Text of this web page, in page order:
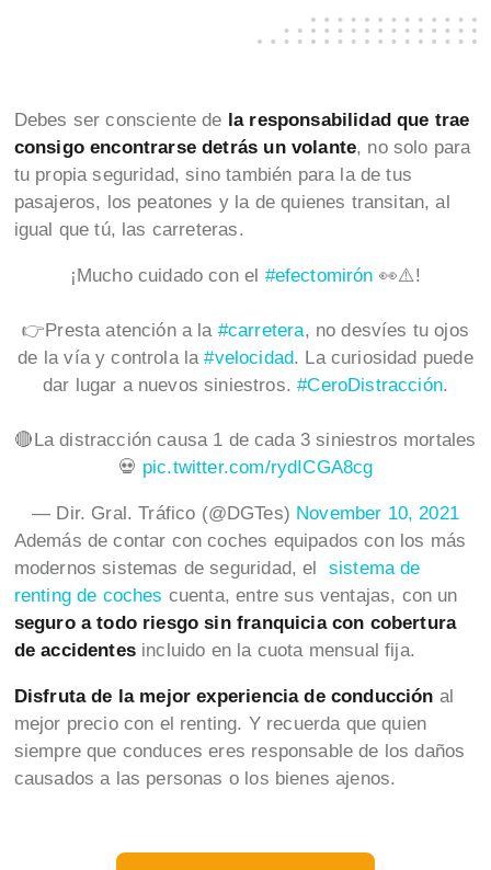
Debes ser consciente de la responsabilidad que trae
consigo encontrarse detrás un volante, no solo para
tu propia seguridad, sino también para la de tus
pasajeros, los peatones y la de quienes transitan, al
igual que tú, las carreteras.
¡Mucho cuidado con el #efectomirón 👀⚠️!
👉Presta atención a la #carretera, no desvíes tu ojos
de la vía y controla la#velocidad. La curiosidad puede
dar lugar a nuevos siniestros.#CeroDistracción.
🔴La distracción causa 1 de cada 3 siniestros mortales
💀 pic.twitter.com/rydICGA8cg
— Dir. Gral. Tráfico (@DGTes) November 10, 2021
Además de contar con coches equipados con los más
modernos sistemas de seguridad, el
sistema de
renting de coches cuenta, entre sus ventajas, con un
seguro a todo riesgo sin franquicia con cobertura
de accidentesincluido en la cuota mensual fija.
Disfruta de la mejor experiencia de conducción al
mejor precio con el renting. Y recuerda que quien
siempre que conduces eres responsable de los daños
causados a las personas o los bienes ajenos.